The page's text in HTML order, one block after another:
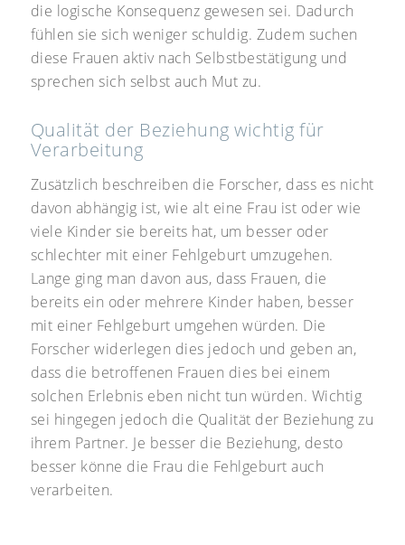
die logische Konsequenz gewesen sei. Dadurch
fühlen sie sich weniger schuldig. Zudem suchen
diese Frauen aktiv nach Selbstbestätigung und
sprechen sich selbst auch Mut zu.
Qualität der Beziehung wichtig für
Verarbeitung
Zusätzlich beschreiben die Forscher, dass es nicht
davon abhängig ist, wie alt eine Frau ist oder wie
viele Kinder sie bereits hat, um besser oder
schlechter mit einer Fehlgeburt umzugehen.
Lange ging man davon aus, dass Frauen, die
bereits ein oder mehrere Kinder haben, besser
mit einer Fehlgeburt umgehen würden. Die
Forscher widerlegen dies jedoch und geben an,
dass die betroffenen Frauen dies bei einem
solchen Erlebnis eben nicht tun würden. Wichtig
sei hingegen jedoch die Qualität der Beziehung zu
ihrem Partner. Je besser die Beziehung, desto
besser könne die Frau die Fehlgeburt auch
verarbeiten.